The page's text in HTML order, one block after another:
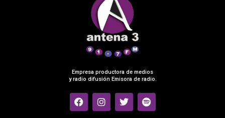
Empresa productora de medios
y radio difusión Emisora de radio.
F
a
I
n
T
w
S
p